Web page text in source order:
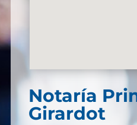
Notaría
Girardot